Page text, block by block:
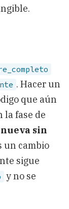
. Hacer un
que aún
la fase de
sin
un cambio
sigue
y no se